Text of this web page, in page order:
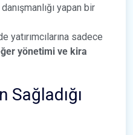
yapan bir
sadece
yönetimi ve kira
Sağladığı